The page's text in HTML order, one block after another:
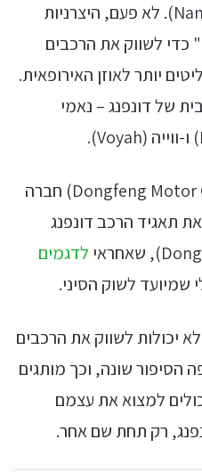
משווק תחת מותג נאמי (Nammi). לא פעם, היצרניות
כדי לשווק את הרכבים
יותר לאוזן האירופאית.
של דונפנג – נאמי
קבוצת הרכב דונפנג (Dongfeng Motor Group) חברה
תאגיד הרכב דונפנג
לדגמים
שמיועד לשוק הסיני.
יכולות לשווק את הרכבים
הסיפור שונה, וכך מותגים
למצוא את עצמם
רק תחת שם אחר.